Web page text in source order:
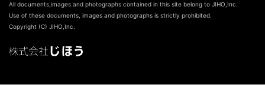
All documents,images and photographs contained in this site belong to JIHO,Inc.
Use of these documents, images and photographs is strictly prohibited.
Copyright (C) JIHO,Inc.